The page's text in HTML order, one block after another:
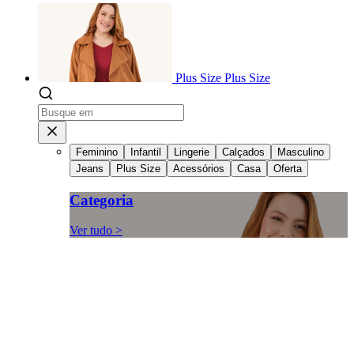
Plus Size Plus Size
Feminino Infantil Lingerie Calçados
Masculino
Jeans
Plus Size Acessórios Casa Oferta
Categoria
Ver tudo >